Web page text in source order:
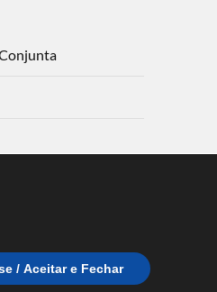
/ Aceitar e Fechar